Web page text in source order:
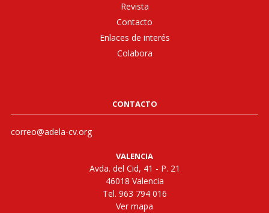
Revista
Contacto
Enlaces de interés
Colabora
CONTACTO
correo@adela-cv.org
VALENCIA
Avda. del Cid, 41 - P. 21
46018 Valencia
Tel. 963 794 016
Ver mapa